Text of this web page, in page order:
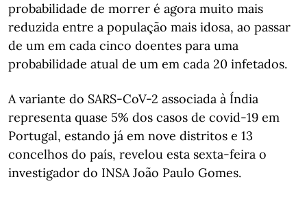
probabilidade de morrer é agora muito mais
reduzida entre a população mais idosa, ao passar
de um em cada cinco doentes para uma
probabilidade atual de um em cada 20 infetados.
A variante do SARS-CoV-2 associada à Índia
representa quase 5% dos casos de covid-19 em
Portugal, estando já em nove distritos e 13
concelhos do país, revelou esta sexta-feira o
investigador do INSA João Paulo Gomes.